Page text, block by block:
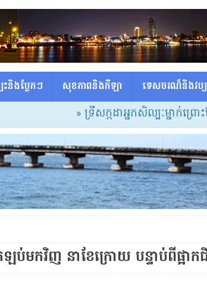
និងប្លែកៗ សុខភាពនិងកីឡា ទេសចរណ៏និងវប្
» ទ្រីសក្កដាអ្នកសិល្បៈម្នាក់ព្រោះតែថ
ប់មកវិញ នា​ខែក្រោយ បន្ទាប់ពី​ផ្អាក​ជិ